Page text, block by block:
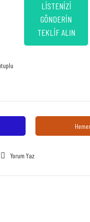
LİSTENİZİ
GÖNDERİN
TEKLİF ALIN
Yorum Yaz